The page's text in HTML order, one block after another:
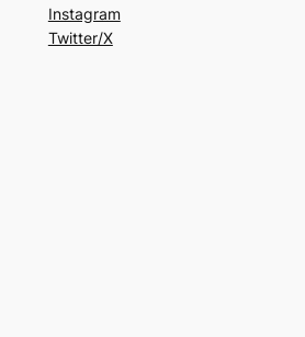
Instagram
Twitter/X